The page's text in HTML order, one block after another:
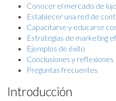
Conocer el mercado de lujo
Establecer una red de
Capacitarse y educarse
Estrategias de marketing
Ejemplos de éxito
Conclusiones y reflexiones
Preguntas frecuentes
Introducción